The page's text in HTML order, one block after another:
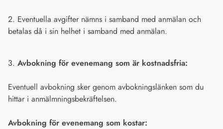
2. Eventuella avgifter nämns i samband med anmälan och
betalas då i sin helhet i samband med anmälan.
3. Avbokning för evenemang som är kostnadsfria:
Eventuell avbokning sker genom avbokningslänken som du
hittar i anmälmningsbekräftelsen.
Avbokning för evenemang som kostar: